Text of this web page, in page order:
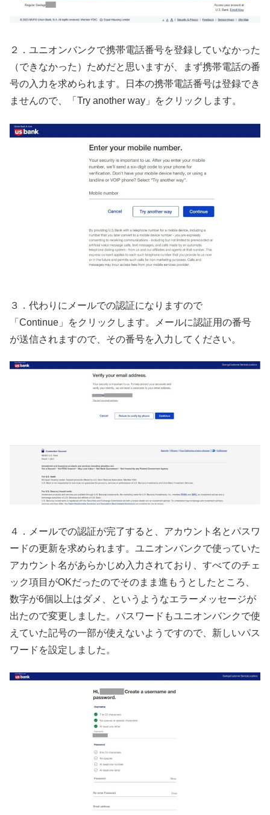
２．ユニオンバンクで携帯電話番号を登録していなかった
（できなかった）ためだと思いますが、まず携帯電話の番
号の入力を求められます。日本の携帯電話番号は登録でき
ませんので、「Try another way」をクリックします。
３．代わりにメールでの認証になりますので
「Continue」をクリックします。メールに認証用の番号
が送信されますので、その番号を入力してください。
４．メールでの認証が完了すると、アカウント名とパスワ
ードの更新を求められます。ユニオンバンクで使っていた
アカウント名があらかじめ入力されており、すべてのチェ
ック項目がOKだったのでそのまま進もうとしたところ、
数字が6個以上はダメ、というようなエラーメッセージが
出たので変更しました。パスワードもユニオンバンクで使
えていた記号の一部が使えないようですので、新しいパス
ワードを設定しました。